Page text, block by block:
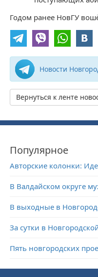
Годом ранее НовГУ
Новости
Вернуться к ленте
Популярное
Авторские колонки:
В Валдайском округе
В выходные в
За сутки в
Пять новгородских